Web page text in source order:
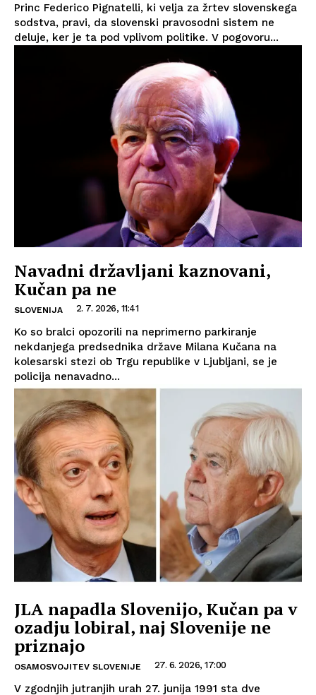
Princ Federico Pignatelli, ki velja za žrtev slovenskega
sodstva, pravi, da slovenski pravosodni sistem ne
deluje, ker je ta pod vplivom politike. V pogovoru...
Navadni državljani kaznovani,
Kučan pa ne
SLOVENIJA 2. 7. 2026, 11:41
Ko so bralci opozorili na neprimerno parkiranje
nekdanjega predsednika države Milana Kučana na
kolesarski stezi ob Trgu republike v Ljubljani, se je
policija nenavadno...
JLA napadla Slovenijo, Kučan pa v
ozadju lobiral, naj Slovenije ne
priznajo
OSAMOSVOJITEV SLOVENIJE 27. 6. 2026, 17:00
V zgodnjih jutranjih urah 27. junija 1991 sta dve